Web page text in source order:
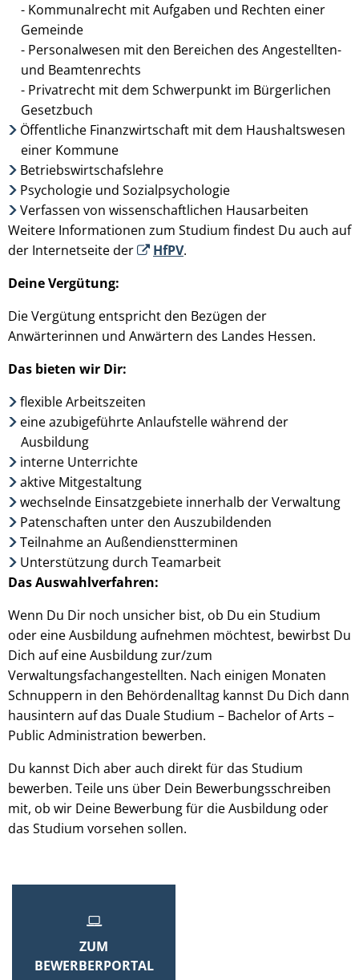
- Kommunalrecht mit Aufgaben und Rechten einer
Gemeinde
- Personalwesen mit den Bereichen des Angestellten-
und Beamtenrechts
- Privatrecht mit dem Schwerpunkt im Bürgerlichen
Gesetzbuch
Öffentliche Finanzwirtschaft mit dem Haushaltswesen
einer Kommune
Betriebswirtschafslehre
Psychologie und Sozialpsychologie
Verfassen von wissenschaftlichen Hausarbeiten
Weitere Informationen zum Studium findest Du auch auf
der Internetseite der
HfPV.
Deine Vergütung:
Die Vergütung entspricht den Bezügen der
Anwärterinnen und Anwärtern des Landes Hessen.
Das bieten wir Dir:
flexible Arbeitszeiten
eine azubigeführte Anlaufstelle während der
Ausbildung
interne Unterrichte
aktive Mitgestaltung
wechselnde Einsatzgebiete innerhalb der Verwaltung
Patenschaften unter den Auszubildenden
Teilnahme an Außendienstterminen
Unterstützung durch Teamarbeit
Das Auswahlverfahren:
Wenn Du Dir noch unsicher bist, ob Du ein Studium
oder eine Ausbildung aufnehmen möchtest, bewirbst Du
Dich auf eine Ausbildung zur/zum
Verwaltungsfachangestellten. Nach einigen Monaten
Schnuppern in den Behördenalltag kannst Du Dich dann
hausintern auf das Duale Studium – Bachelor of Arts –
Public Administration bewerben.
Du kannst Dich aber auch direkt für das Studium
bewerben. Teile uns über Dein Bewerbungsschreiben
mit, ob wir Deine Bewerbung für die Ausbildung oder
das Studium vorsehen sollen.
ZUM
BEWERBERPORTAL